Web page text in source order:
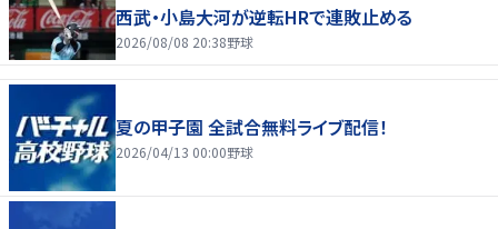
西武・小島大河が逆転HRで連敗止める
2026/08/08 20:38野球
夏の甲子園 全試合無料ライブ配信！
2026/04/13 00:00野球